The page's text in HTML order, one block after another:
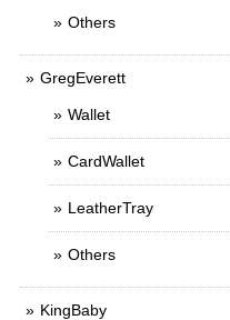
Others
GregEverett
Wallet
CardWallet
LeatherTray
Others
KingBaby